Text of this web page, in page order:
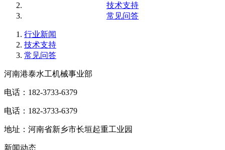
技术支持
常见问答
行业新闻
技术支持
常见问答
河南港泰水工机械事业部
电话：182-3733-6379
电话：182-3733-6379
地址：河南省新乡市长垣起重工业园
新闻动态